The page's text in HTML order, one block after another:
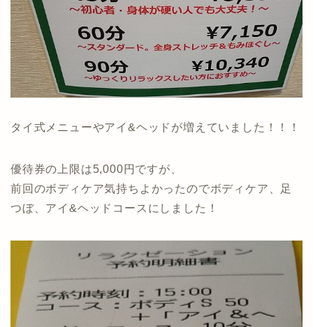
タイ式メニューやアイ&ヘッドが増えていました！！！
優待券の上限は5,000円ですが、
前回のボディケア気持ちよかったのでボディケア、足
つぼ、アイ&ヘッドコースにしました！